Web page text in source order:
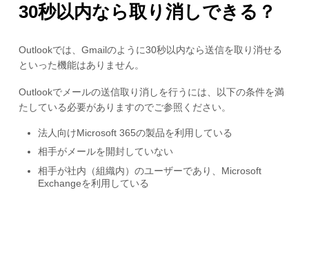
30秒以内なら取り消しできる？
Outlookでは、Gmailのように30秒以内なら送信を取り消せる
といった機能はありません。
Outlookでメールの送信取り消しを行うには、以下の条件を満
たしている必要がありますのでご参照ください。
法人向けMicrosoft 365の製品を利用している
相手がメールを開封していない
相手が社内（組織内）のユーザーであり、Microsoft
Exchangeを利用している